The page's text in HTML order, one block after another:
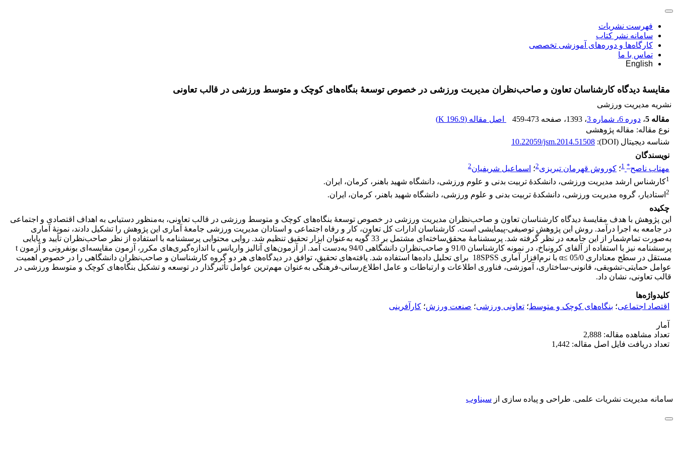
فهرست نشریات
سامانه نشر کتاب
کارگاه‌ها و دوره‌های آموزشی تخصصی
تماس با ما
English
مقایسۀ دیدگاه کارشناسان تعاون و صاحب‌نظران مدیریت ورزشی در خصوص توسعۀ بنگاه‌های کوچک و متوسط ورزشی در قالب تعاونی
نشریه مدیریت ورزشی
مقاله 5
، دوره 6، شماره 3 ، 1393 ، صفحه 459-473 اصل مقاله (196.9 K
)
نوع مقاله: مقاله پژوهشی
شناسه دیجیتال (DOI):
10.22059/jsm.2014.51508
نویسندگان
مهتاب ناصح*
1؛ کوروش قهرمان تبریزی2؛ اسماعیل شریفیان2
1کارشناس ارشد مدیریت ورزشی، دانشکدۀ تربیت بدنی و علوم ورزشی، دانشگاه شهید باهنر، کرمان، ایران.
2 استادیار، گروه مدیریت ورزشی، دانشکدۀ تربیت بدنی و علوم ورزشی، دانشگاه شهید باهنر، کرمان، ایران.
چکیده
این پژوهش با هدف مقایسۀ دیدگاه کارشناسان تعاون و صاحب‌نظران مدیریت ورزشی در خصوص توسعۀ بنگاه‌های کوچک و متوسط ورزشی در قالب تعاونی، به‌منظور دستیابی به اهداف اقتصادی و اجتماعی
در جامعه به اجرا درآمد. روش این پژوهش توصیفی-پیمایشی است. کارشناسان ادارات کل تعاون، کار و رفاه اجتماعی و استادان مدیریت ورزشی جامعۀ آماری این پژوهش را تشکیل دادند، نمونۀ آماری
به‌صورت تمام‌شمار از این جامعه در نظر گرفته شد. پرسشنامۀ محقق‌ساخته‌ای مشتمل بر 33 گویه به‌عنوان ابزار تحقیق تنظیم شد. روایی محتوایی پرسشنامه با استفاده از نظر صاحب‌نظران تأیید و پایایی
پرسشنامه نیز با استفاده از آلفای کرونباخ، در نمونه کارشناسان 91/0 و صاحب‌نظران دانشگاهی 94/0 به‌دست آمد. از آزمون‌های آنالیز واریانس با اندازه‌گیری‌های مکرر، آزمون مقایسه‌ای بونفرونی و آزمون t
مستقل در سطح معناداری 05/0 ≥α با نرم‌افزار آماری 18SPSS برای تحلیل داده‌ها استفاده شد. یافته‌های تحقیق، توافق در دیدگاه‌های هر دو گروه کارشناسان و صاحب‌نظران دانشگاهی را در خصوص اهمیت
عوامل حمایتی-تشویقی، قانونی-ساختاری، آموزشی، فناوری اطلاعات و ارتباطات و عامل اطلاع‌رسانی-فرهنگی به‌عنوان مهم‌ترین عوامل تأثیرگذار در توسعه و تشکیل بنگاه‌های کوچک و متوسط ورزشی در
قالب تعاونی، نشان داد.
کلیدواژه‌ها
اقتصاد اجتماعی؛ بنگاه‌های کوچک و متوسط؛ تعاونی ورزشی؛ صنعت ورزش؛ کارآفرینی
آمار
تعداد مشاهده مقاله: 2,888
تعداد دریافت فایل اصل مقاله: 1,442
سامانه مدیریت نشریات علمی. طراحی و پیاده سازی از سیناوب